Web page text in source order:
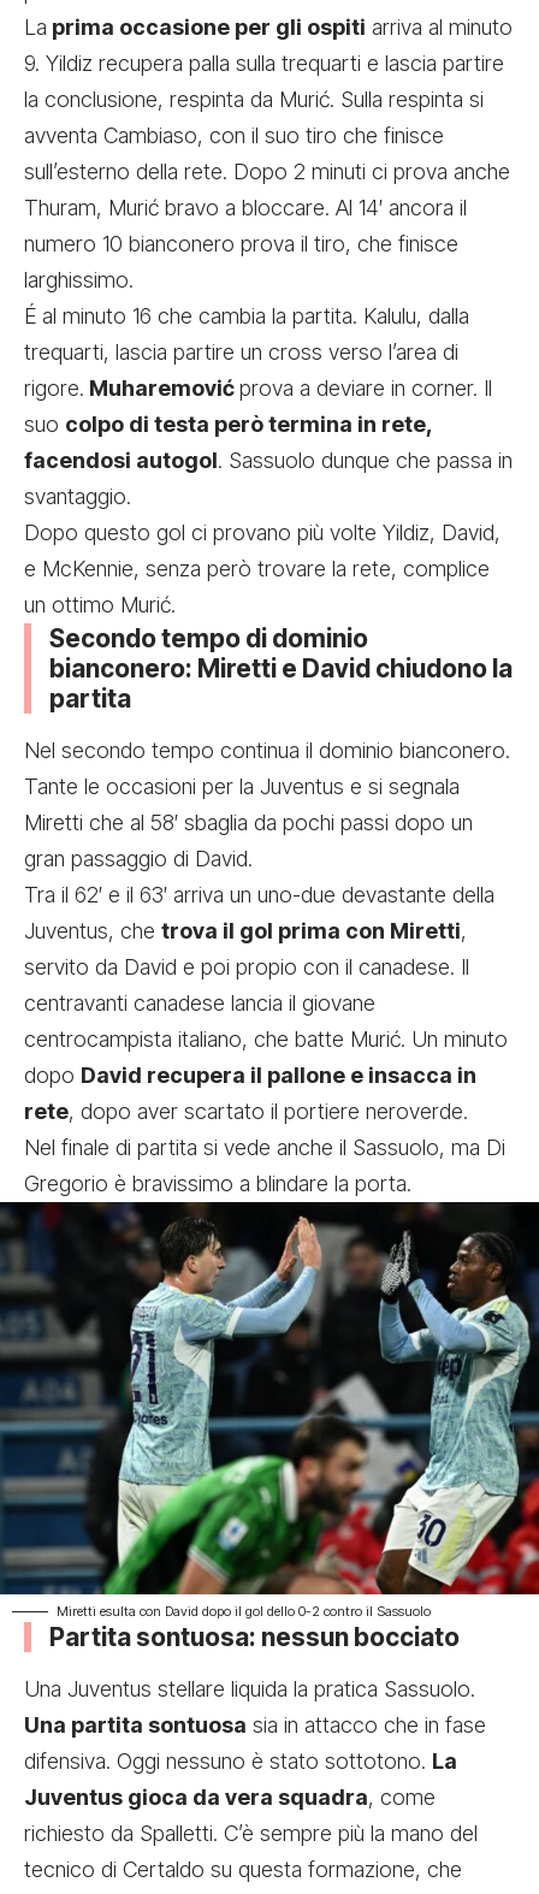
La prima occasione per gli ospiti arriva al minuto
9. Yildiz recupera palla sulla trequarti e lascia partire
la conclusione, respinta da Murić. Sulla respinta si
avventa Cambiaso, con il suo tiro che finisce
sull’esterno della rete. Dopo 2 minuti ci prova anche
Thuram, Murić bravo a bloccare. Al 14′ ancora il
numero 10 bianconero prova il tiro, che finisce
larghissimo.
É al minuto 16 che cambia la partita. Kalulu, dalla
trequarti, lascia partire un cross verso l’area di
rigore. Muharemovićprova a deviare in corner. Il
suo colpo di testa però termina in rete,
facendosi autogol. Sassuolo dunque che passa in
svantaggio.
Dopo questo gol ci provano più volte Yildiz, David,
e McKennie, senza però trovare la rete, complice
un ottimo Murić.
Secondo tempo di dominio
bianconero: Miretti e David chiudono la
partita
Nel secondo tempo continua il dominio bianconero.
Tante le occasioni per la Juventus e si segnala
Miretti che al 58′ sbaglia da pochi passi dopo un
gran passaggio di David.
Tra il 62′ e il 63′ arriva un uno-due devastante della
Juventus, che trova il gol prima con Miretti,
servito da David e poi propio con il canadese. Il
centravanti canadese lancia il giovane
centrocampista italiano, che batte Murić. Un minuto
dopo David recupera il pallone e insacca in
rete, dopo aver scartato il portiere neroverde.
Nel finale di partita si vede anche il Sassuolo, ma Di
Gregorio è bravissimo a blindare la porta.
Miretti esulta con David dopo il gol dello 0-2 contro il Sassuolo
Partita sontuosa: nessun bocciato
Una Juventus stellare liquida la pratica Sassuolo.
Una partita sontuosa sia in attacco che in fase
difensiva. Oggi nessuno è stato sottotono. La
Juventus gioca da vera squadra, come
richiesto da Spalletti. C’è sempre più la mano del
tecnico di Certaldo su questa formazione, che